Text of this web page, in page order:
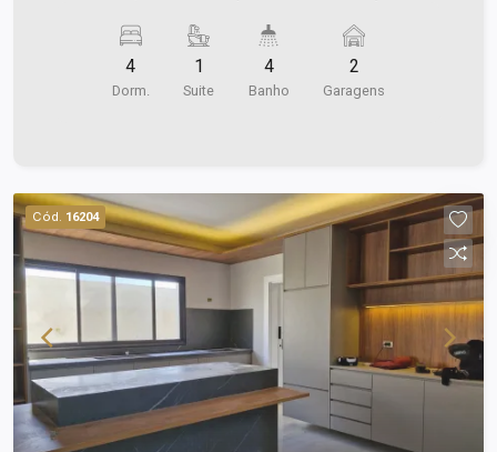
ambientes; - 04 dormitórios, sendo 02 suítes
com ar-condicionado; - Lavabo; - Copa/Cozinha; -
Lareira; - Capela; - Espaço gourmet com forno de
Parque Vicentina Aranha, Shopping Esplanada,
farmácias, escolas, restaurantes, padarias e
supermercados. *Agende a sua visita!!
4
Dorm.
1
Suite
4
Banho
2
Garagens
Cód. 16204